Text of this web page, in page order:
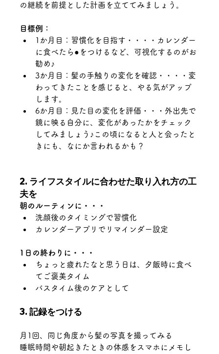
の継続を前提とした計画を立ててみましょう。
目標例：
1か月目：習慣化を目指す・・・・カレンダー
に食べたら●をつけるなど、可視化するのがお
勧め♪
3か月目：髪の手触りの変化を確認・・・・変
わってきたことを感じると、やる気がアップ
します。
6か月目：見た目の変化を評価・・・外出先で
鏡に映る自分に、変化があったかをチェック
してみましょう♪この頃になると人と会ったと
きにも、なにか言われるかも？
2. ライフスタイルに合わせた取り入れ方の工
夫を
朝のルーティンに・・・
洗顔後のタイミングで習慣化
カレンダーアプリでリマインダー設定
1日の終わりに・・・
ちょっと疲れたなと思う日は、夕飯時に食べ
てご褒美タイム
バスタイム後のケアとして
3. 記録をつける
月1回、同じ角度から髪の写真を撮ってみる
睡眠時間や朝起きたときの体感をスマホにメモし